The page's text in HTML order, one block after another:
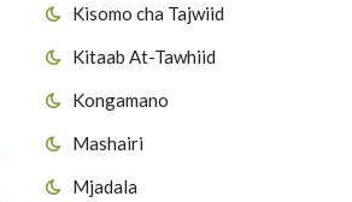
Kisomo cha Tajwiid
Kitaab At-Tawhiid
Kongamano
Mashairi
Mjadala